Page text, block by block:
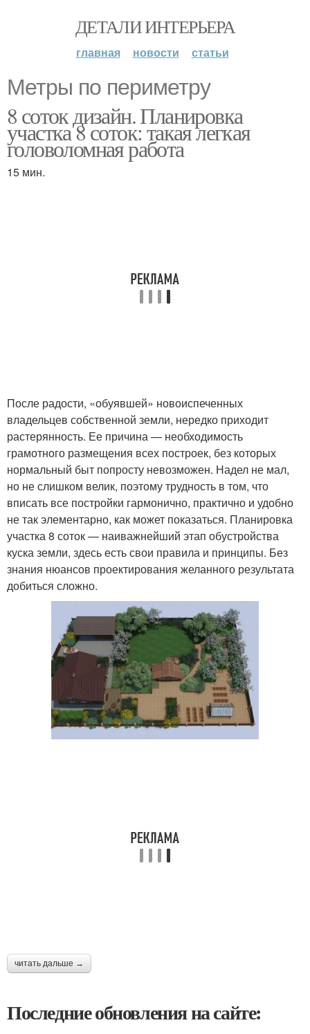
ДЕТАЛИ ИНТЕРЬЕРА
главная новости статьи
Метры по периметру
8 соток дизайн. Планировка
участка 8 соток: такая легкая
головоломная работа
15 мин.
После радости, «обуявшей» новоиспеченных
владельцев собственной земли, нередко приходит
растерянность. Ее причина — необходимость
грамотного размещения всех построек, без которых
нормальный быт попросту невозможен. Надел не мал,
но не слишком велик, поэтому трудность в том, что
вписать все постройки гармонично, практично и удобно
не так элементарно, как может показаться. Планировка
участка 8 соток — наиважнейший этап обустройства
куска земли, здесь есть свои правила и принципы. Без
знания нюансов проектирования желанного результата
добиться сложно.
читать дальше →
Последние обновления на сайте: